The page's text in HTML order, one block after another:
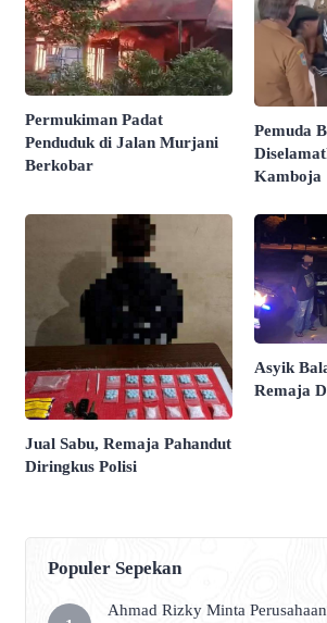
Permukiman Padat
Penduduk di Jalan Murjani
Berkobar
Pemuda
Kamboja
Jual Sabu, Remaja Pahandut
Diringkus Polisi
Asyik
Remaja
Populer Sepekan
Ahmad Rizky Minta